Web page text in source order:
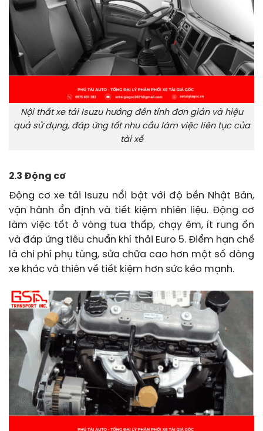
Nội thất xe tải Isuzu hướng đến tính đơn giản và hiệu
quả sử dụng, đáp ứng tốt nhu cầu làm việc liên tục của
tài xế
2.3 Động cơ
Động cơ xe tải Isuzu nổi bật với độ bền Nhật Bản,
vận hành ổn định và tiết kiệm nhiên liệu. Động cơ
làm việc tốt ở vòng tua thấp, chạy êm, ít rung ồn
và đáp ứng tiêu chuẩn khí thải Euro 5. Điểm hạn chế
là chi phí phụ tùng, sửa chữa cao hơn một số dòng
xe khác và thiên về tiết kiệm hơn sức kéo mạnh.